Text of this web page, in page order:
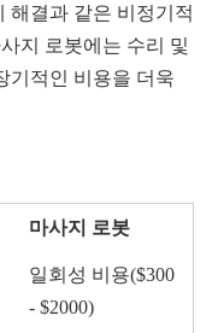
해결과 같은 비정기적
지 로봇에는 수리 및
기적인 비용을 더욱
마사지 로봇
일회성 비용($300
- $2000)